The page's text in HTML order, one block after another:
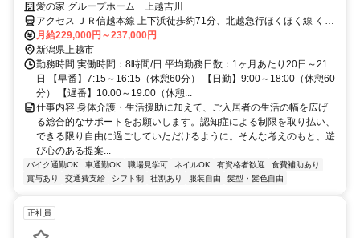
みが良好な人間関係の秘訣
愛の家 グループホーム 上越吉川
アクセス ＪＲ信越本線 上下浜徒歩約71分、北越急行ほくほく線 くび
き徒歩約72分、ＪＲ信越本線 柿崎徒歩約86分 吉川区総合事務所より
徒歩5分
月給229,000円～237,000円
新潟県上越市
勤務時間 実働時間：8時間/日 平均勤務日数：1ヶ月あたり20日～21
日 【早番】7:15～16:15（休憩60分） 【日勤】9:00～18:00（休憩60
分） 【遅番】10:00～19:00（休憩...
仕事内容 身体介護・生活援助に加えて、ご入居者の生活の幅を広げ
る総合的なサポートをお願いします。認知症による制限を取り払い、
できる限り自由に過ごしていただけるように。そんな考えのもと、遊
び心のある提案...
バイク通勤OK 車通勤OK 職場見学可 ネイルOK 有資格者歓迎
食費補助あり
賞与あり
交通費支給 シフト制 社割あり 服装自由 髪型・髪色自由
正社員